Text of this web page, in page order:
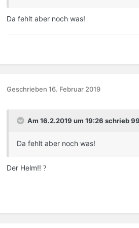
Da fehlt aber noch was!
Geschrieben 16. Februar 2019
Am 16.2.2019 um 19:26 schrieb
Da fehlt aber noch was!
Der Helm!! ?